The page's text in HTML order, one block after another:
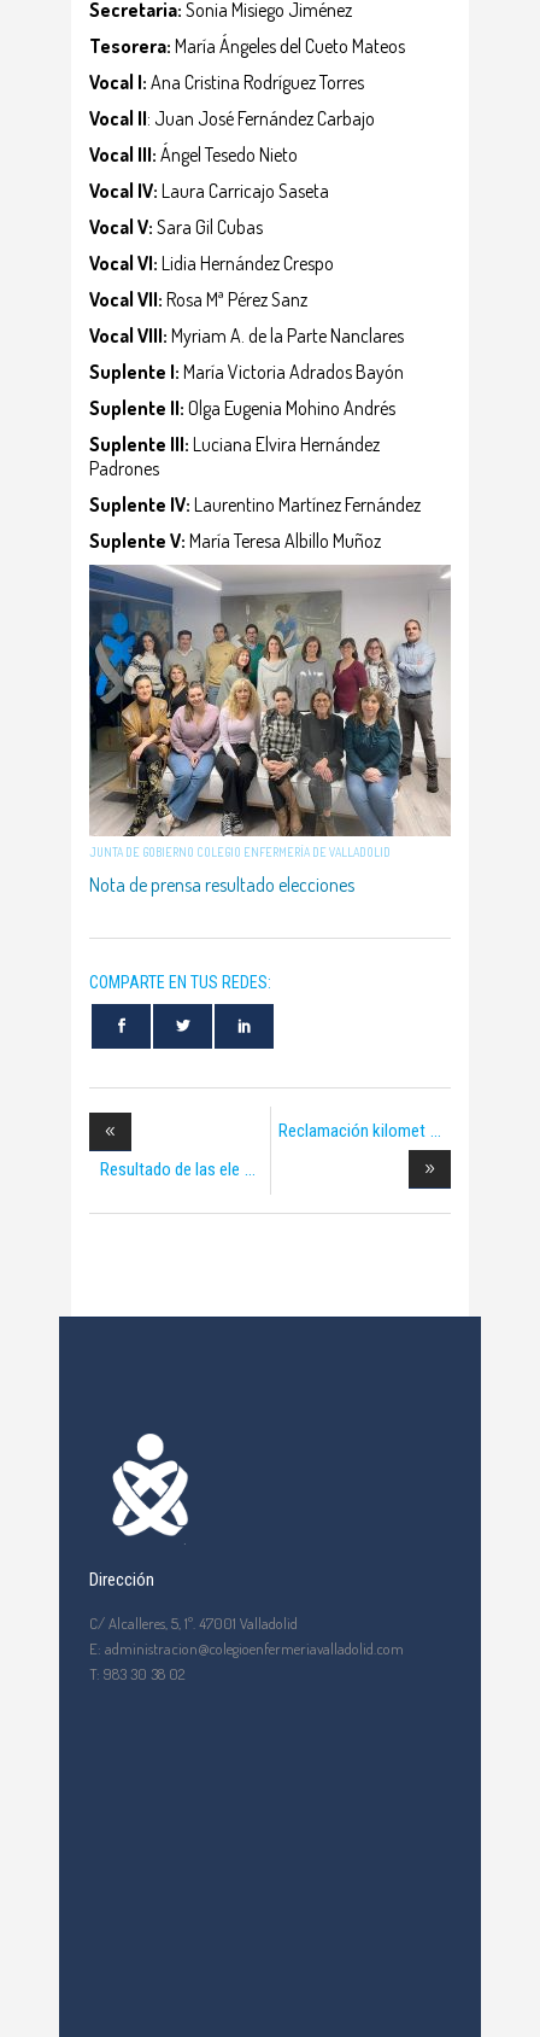
Secretaria: Sonia Misiego Jiménez
Tesorera: María Ángeles del Cueto Mateos
Vocal I: Ana Cristina Rodríguez Torres
Vocal II: Juan José Fernández Carbajo
Vocal III: Ángel Tesedo Nieto
Vocal IV: Laura Carricajo Saseta
Vocal V: Sara Gil Cubas
Vocal VI: Lidia Hernández Crespo
Vocal VII: Rosa Mª Pérez Sanz
Vocal VIII: Myriam A. de la Parte Nanclares
Suplente I: María Victoria Adrados Bayón
Suplente II: Olga Eugenia Mohino Andrés
Suplente III: Luciana Elvira Hernández
Padrones
Suplente IV: Laurentino Martínez Fernández
Suplente V: María Teresa Albillo Muñoz
JUNTA DE GOBIERNO COLEGIO ENFERMERÍA DE VALLADOLID
Nota de prensa resultado elecciones
COMPARTE EN TUS REDES:
Resultado de las ele
Reclamación kilomet
Dirección
C/ Alcalleres, 5, 1º. 47001 Valladolid
E: administracion@colegioenfermeriavalladolid.com
T: 983 30 38 02